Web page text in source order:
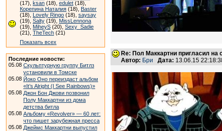
(17), ksan (18), edulet (18),
Корепина Наталия (18), Baster
(18), Lovely Ringo (18), saysay
(19), Salty (19), MissLennona
(19), MiheyS (20), Sexy_Sadie
(21), TheTech (21)
Показать всех
Последние новости:
05.08 Скульптурную группу Битлз
установили в Томске
05.08 Йоко Оно переиздаст альбом
«It’s Alright (I See Rainbows)»
05.08 Джон Бон Джови позвонил
Полу Маккартни из дома
детства битла
05.08 Альбому «Revolver» — 60 лет:
что пишет зарубежная пресса
05.08 Джеймс Маккартни выпустил
Re: Пол Маккартни пригласил
Автор: Бри Дата: 13.06.15